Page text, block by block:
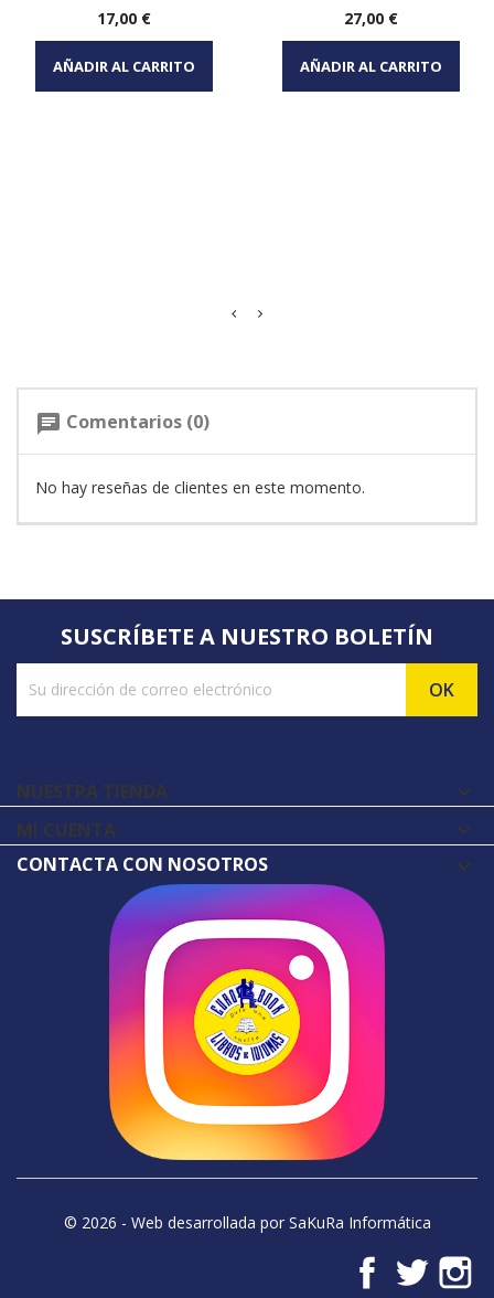
Precio
17,00 €
AÑADIR AL CARRITO
Precio
27,00 €
AÑADIR AL CARRITO
chat Comentarios (0)
No hay reseñas de clientes en este momento.
SUSCRÍBETE A NUESTRO BOLETÍN
NUESTRA TIENDA 
MI CUENTA 
CONTACTA CON NOSOTROS
© 2026 - Web desarrollada por SaKuRa Informática